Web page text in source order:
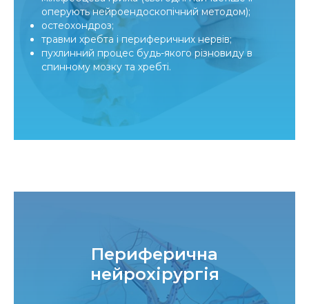
оперують нейроендоскопічний методом);
остеохондроз;
травми хребта і периферичних нервів;
пухлинний процес будь-якого різновиду в
спинному мозку та хребті.
Периферична
нейрохірургія